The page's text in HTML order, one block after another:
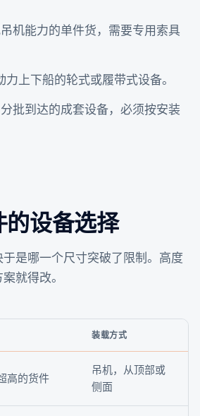
机能力的单件货，需要专用索具
上下船的轮式或履带式设备。
批到达的成套设备，必须按安装
的设备选择
是哪一个尺寸突破了限制。高度
就得改。
装载方式
高的货件
吊机，从顶部或
侧面